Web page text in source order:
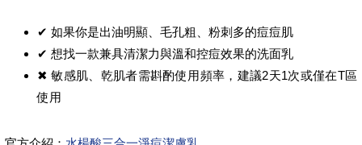
✔ 如果你是出油明顯、毛孔粗、粉刺多的痘痘肌
✔ 想找一款兼具清潔力與溫和控痘效果的洗面乳
✖ 敏感肌、乾肌者需斟酌使用頻率，建議2天1次或僅在T區
使用